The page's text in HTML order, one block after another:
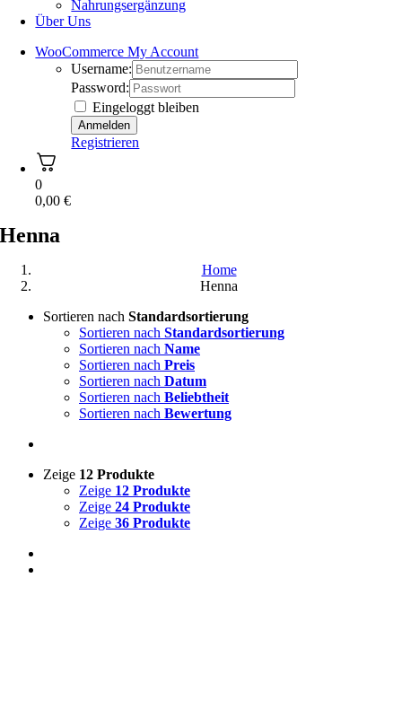
Nahrungsergänzung
Über Uns
WooCommerce My Account
Username:
Password:
Eingeloggt bleiben
Registrieren
0
0,00€
Henna
Home
Henna
Sortieren nach Standardsortierung
Sortieren nach Standardsortierung
Sortieren nach Name
Sortieren nach Preis
Sortieren nach Datum
Sortieren nach Beliebtheit
Sortieren nach Bewertung
Zeige 12 Produkte
Zeige 12 Produkte
Zeige 24 Produkte
Zeige 36 Produkte